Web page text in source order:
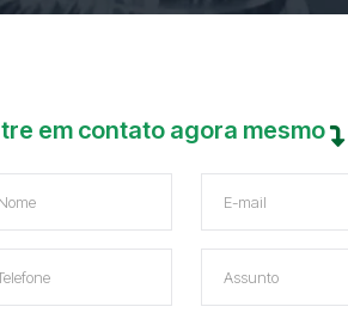
em contato agora mesmo